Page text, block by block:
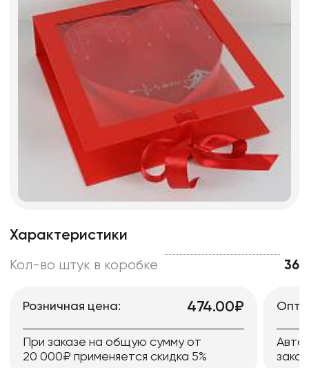
Характеристики
Кол-во штук в коробке 36
Розничная цена: 474.00₽
При заказе на общую сумму от
20 000₽ применяется скидка 5%